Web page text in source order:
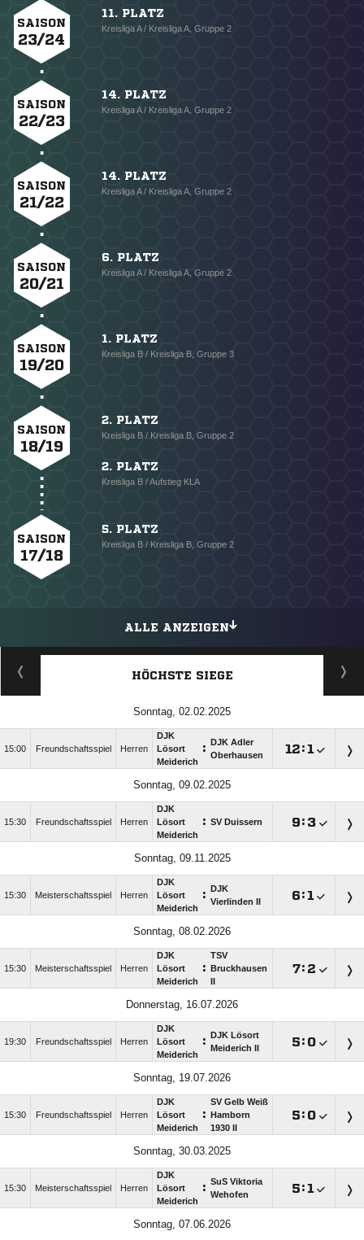
SAISON
23/24
11. PLATZ
Kreisliga A / Kreisliga A, Gruppe 2
SAISON
22/23
14. PLATZ
Kreisliga A / Kreisliga A, Gruppe 2
SAISON
21/22
14. PLATZ
Kreisliga A / Kreisliga A, Gruppe 2
SAISON
20/21
6. PLATZ
Kreisliga A / Kreisliga A, Gruppe 2
SAISON
19/20
1. PLATZ
Kreisliga B / Kreisliga B, Gruppe 3
SAISON
18/19
2. PLATZ
Kreisliga B / Kreisliga B, Gruppe 2
2. PLATZ
Kreisliga B / Aufstieg KLA
SAISON
17/18
5. PLATZ
Kreisliga B / Kreisliga B, Gruppe 2
ALLE ANZEIGEN
HÖCHSTE SIEGE
Sonntag, 02.02.2025
15:00 Freundschaftsspiel Herren
DJK
Lösort
Meiderich
:
DJK Adler
Oberhausen
:
Sonntag, 09.02.2025
15:30 Freundschaftsspiel Herren
DJK
Lösort
Meiderich
: SV Duissern : 
Sonntag, 09.11.2025
15:30 Meisterschaftsspiel Herren
DJK
Lösort
Meiderich
:
DJK
Vierlinden II
:
Sonntag, 08.02.2026
15:30 Meisterschaftsspiel Herren
DJK
Lösort
Meiderich
:
TSV
Bruckhausen
: 
Donnerstag, 16.07.2026
19:30 Freundschaftsspiel Herren
DJK
Lösort
Meiderich
:
DJK Lösort
Meiderich II
: 
Sonntag, 19.07.2026
15:30 Freundschaftsspiel Herren
DJK
Lösort
Meiderich
:
SV Gelb Weiß
Hamborn
1930 II
: 
Sonntag, 30.03.2025
15:30 Meisterschaftsspiel Herren
DJK
Lösort
Meiderich
: SuS Viktoria
Wehofen
:
Sonntag, 07.06.2026